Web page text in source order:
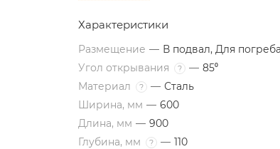
Характеристики
Размещение — В подвал, Для погреба
Угол открывания
? — 85⁰
Материал
? — Сталь
Ширина, мм — 600
Длина, мм — 900
Глубина, мм
? — 110